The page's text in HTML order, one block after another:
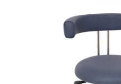
hvězdiček.